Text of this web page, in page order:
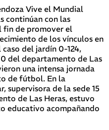
Vive el Mundial
continúan con las
fin de promover el
de los vínculos en
del jardín 0-124,
del departamento de Las
una intensa jornada
de fútbol. En la
supervisora de la sede 15
de Las Heras, estuvo
educativo acompañando